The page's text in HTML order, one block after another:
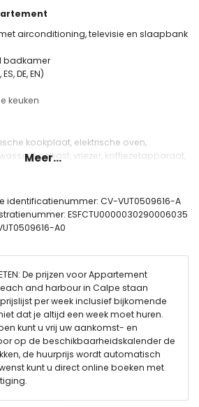
airconditioning, televisie en slaapbank
badkamer
DE, EN)
keuken
kookplaat, elektrische oven,
koelkast, vriezer, koffiezetapparaat,
een kingsize bed (200 bij
(200 bij 160cm)
zwembad van 10m x 3m en
tuin met bomen
parkeerplaatsen
Meer...
CV-VUT0509616-A
ESFCTU0000030290006035
A0
De prijzen voor Appartement
and harbour in Calpe staan
per week inclusief bijkomende
dat je altijd een week moet huren.
kunt u vrij uw aankomst- en
op de beschikbaarheidskalender de
de huurprijs wordt automatisch
kunt u direct online boeken met